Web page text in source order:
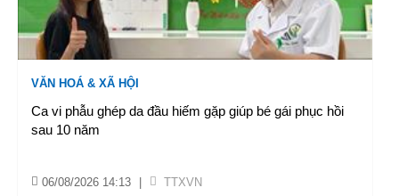
VĂN HOÁ & XÃ HỘI
Ca vi phẫu ghép da đầu hiếm gặp giúp bé gái phục hồi
sau 10 năm
06/08/2026 14:13 TTXVN